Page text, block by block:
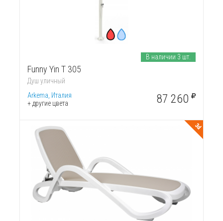
Funny Yin T 305
Душ уличный
Arkema, Италия
+ другие цвета
В наличии 3 шт.
87 260
3d